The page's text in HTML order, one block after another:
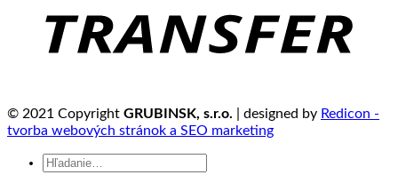
© 2021 Copyright GRUBINSK, s.r.o. | designed by Redicon -
tvorba webových stránok a SEO marketing
Hľadať: